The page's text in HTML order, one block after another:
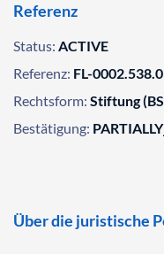
Referenz
Status: ACTIVE
Referenz: FL-
Rechtsform: Stiftung
Bestätigung:
Über die juristische